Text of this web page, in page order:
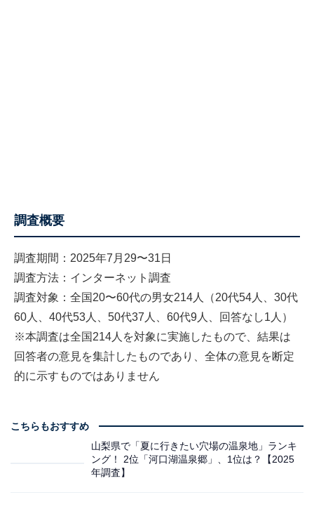
調査概要
調査期間：2025年7月29〜31日
調査方法：インターネット調査
調査対象：全国20〜60代の男女214人（20代54人、30代
60人、40代53人、50代37人、60代9人、回答なし1人）
※本調査は全国214人を対象に実施したもので、結果は
回答者の意見を集計したものであり、全体の意見を断定
的に示すものではありません
こちらもおすすめ
山梨県で「夏に行きたい穴場の温泉地」ランキ
ング！ 2位「河口湖温泉郷」、1位は？【2025
年調査】